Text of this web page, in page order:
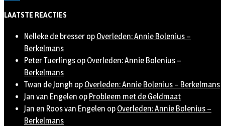
LAATSTE REACTIES
Nelleke de bresser op Overleden: Annie Bolenius –
Berkelmans
Peter Tuerlings op Overleden: Annie Bolenius –
Berkelmans
Twan de Jongh op Overleden: Annie Bolenius – Berkelmans
Jan van Engelen op Probleem met de Geldmaat
Jan en Roos van Engelen op Overleden: Annie Bolenius –
Berkelmans